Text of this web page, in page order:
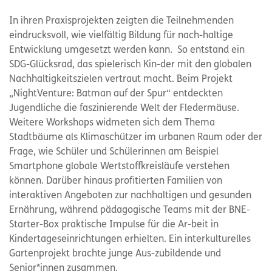
In ihren Praxisprojekten zeigten die Teilnehmenden
eindrucksvoll, wie vielfältig Bildung für nach-haltige
Entwicklung umgesetzt werden kann. So entstand ein
SDG-Glücksrad, das spielerisch Kin-der mit den globalen
Nachhaltigkeitszielen vertraut macht. Beim Projekt
„NightVenture: Batman auf der Spur“ entdeckten
Jugendliche die faszinierende Welt der Fledermäuse.
Weitere Workshops widmeten sich dem Thema
Stadtbäume als Klimaschützer im urbanen Raum oder der
Frage, wie Schüler und Schülerinnen am Beispiel
Smartphone globale Wertstoffkreisläufe verstehen
können. Darüber hinaus profitierten Familien von
interaktiven Angeboten zur nachhaltigen und gesunden
Ernährung, während pädagogische Teams mit der BNE-
Starter-Box praktische Impulse für die Ar-beit in
Kindertageseinrichtungen erhielten. Ein interkulturelles
Gartenprojekt brachte junge Aus-zubildende und
Senior*innen zusammen.